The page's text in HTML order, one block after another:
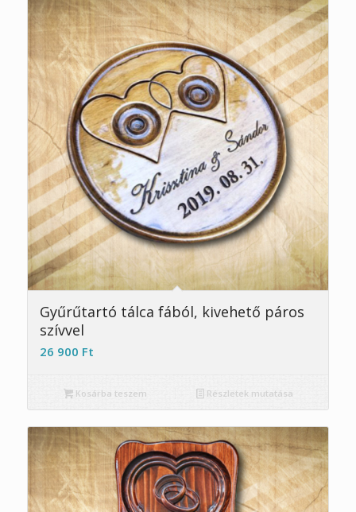
Gyűrűtartó tálca fából, kivehető páros
szívvel
26 900 Ft
Kosárba teszem Részletek mutatása